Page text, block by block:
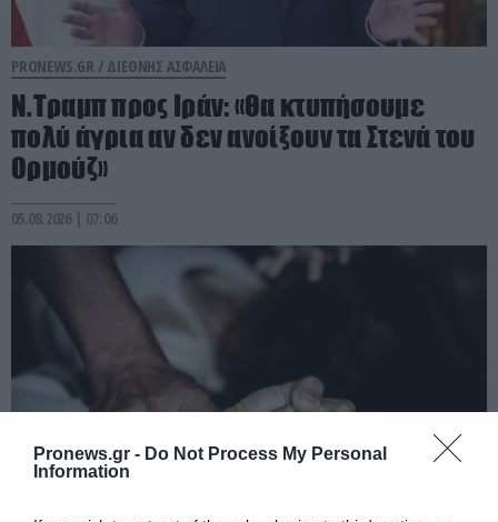
Pronews.gr - Do Not Process My Personal
Information
PRONEWS.GR / ΔΙΕΘΝΗΣ ΑΣΦΑΛΕΙΑ
Ν.Τραμπ προς Ιράν: «Θα κτυπήσουμε
πολύ άγρια αν δεν ανοίξουν τα Στενά του
Ορμούζ»
05.08.2026 | 07:06